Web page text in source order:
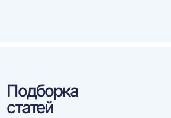
Подборка
статей